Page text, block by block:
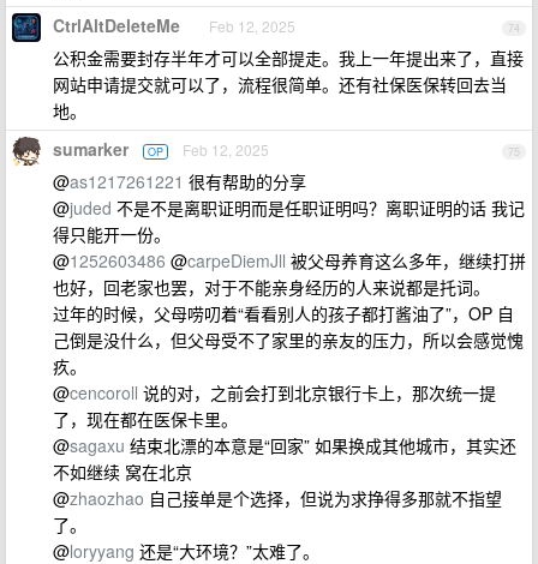
74
CtrlAltDeleteMe Feb 12, 2025
公积金需要封存半年才可以全部提走。我上一年提出来了，直接
网站申请提交就可以了，流程很简单。还有社保医保转回去当
地。
75
sumarker OP Feb 12, 2025
@as1217261221 很有帮助的分享
@juded 不是不是离职证明而是任职证明吗？离职证明的话 我记
得只能开一份。
@1252603486 @carpeDiemJll 被父母养育这么多年，继续打拼
也好，回老家也罢，对于不能亲身经历的人来说都是托词。
过年的时候，父母唠叨着“看看别人的孩子都打酱油了”，OP 自
己倒是没什么，但父母受不了家里的亲友的压力，所以会感觉愧
疚。
@cencoroll 说的对，之前会打到北京银行卡上，那次统一提
了，现在都在医保卡里。
@sagaxu 结束北漂的本意是“回家” 如果换成其他城市，其实还
不如继续 窝在北京
@zhaozhao 自己接单是个选择，但说为求挣得多那就不指望
了。
@loryyang 还是“大环境？”太难了。